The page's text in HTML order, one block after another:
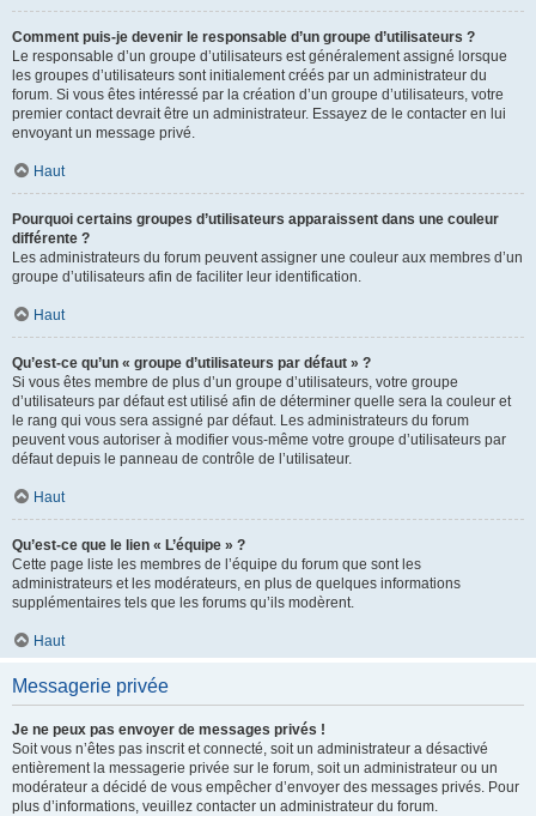
Comment puis-je devenir le responsable d’un groupe d’utilisateurs ?
Le responsable d’un groupe d’utilisateurs est généralement assigné lorsque
les groupes d’utilisateurs sont initialement créés par un administrateur du
forum. Si vous êtes intéressé par la création d’un groupe d’utilisateurs, votre
premier contact devrait être un administrateur. Essayez de le contacter en lui
envoyant un message privé.
Haut
Pourquoi certains groupes d’utilisateurs apparaissent dans une couleur
différente ?
Les administrateurs du forum peuvent assigner une couleur aux membres d’un
groupe d’utilisateurs afin de faciliter leur identification.
Haut
Qu’est-ce qu’un « groupe d’utilisateurs par défaut » ?
Si vous êtes membre de plus d’un groupe d’utilisateurs, votre groupe
d’utilisateurs par défaut est utilisé afin de déterminer quelle sera la couleur et
le rang qui vous sera assigné par défaut. Les administrateurs du forum
peuvent vous autoriser à modifier vous-même votre groupe d’utilisateurs par
défaut depuis le panneau de contrôle de l’utilisateur.
Haut
Qu’est-ce que le lien « L’équipe » ?
Cette page liste les membres de l’équipe du forum que sont les
administrateurs et les modérateurs, en plus de quelques informations
supplémentaires tels que les forums qu’ils modèrent.
Haut
Messagerie privée
Je ne peux pas envoyer de messages privés !
Soit vous n’êtes pas inscrit et connecté, soit un administrateur a désactivé
entièrement la messagerie privée sur le forum, soit un administrateur ou un
modérateur a décidé de vous empêcher d’envoyer des messages privés. Pour
plus d’informations, veuillez contacter un administrateur du forum.